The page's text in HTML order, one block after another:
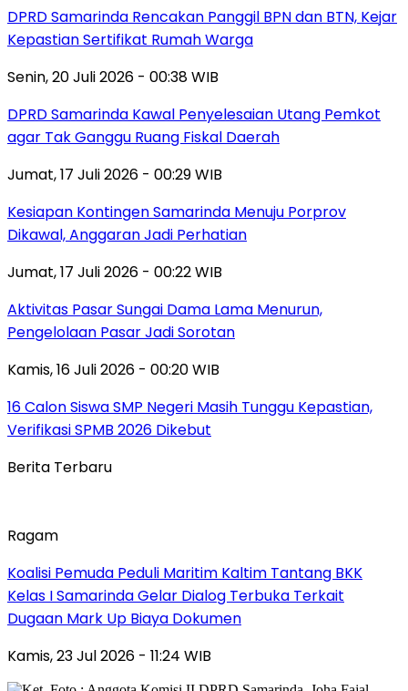
DPRD Samarinda Rencakan Panggil BPN dan BTN, Kejar
Kepastian Sertifikat Rumah Warga
Senin, 20 Juli 2026 - 00:38 WIB
DPRD Samarinda Kawal Penyelesaian Utang Pemkot
agar Tak Ganggu Ruang Fiskal Daerah
Jumat, 17 Juli 2026 - 00:29 WIB
Kesiapan Kontingen Samarinda Menuju Porprov
Dikawal, Anggaran Jadi Perhatian
Jumat, 17 Juli 2026 - 00:22 WIB
Aktivitas Pasar Sungai Dama Lama Menurun,
Pengelolaan Pasar Jadi Sorotan
Kamis, 16 Juli 2026 - 00:20 WIB
16 Calon Siswa SMP Negeri Masih Tunggu Kepastian,
Verifikasi SPMB 2026 Dikebut
Berita Terbaru
Ragam
Koalisi Pemuda Peduli Maritim Kaltim Tantang BKK
Kelas I Samarinda Gelar Dialog Terbuka Terkait
Dugaan Mark Up Biaya Dokumen
Kamis, 23 Jul 2026 - 11:24 WIB